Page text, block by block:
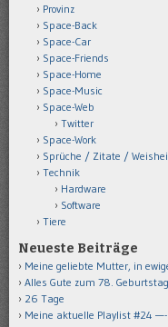
Provinz
Space-Back
Space-Car
Space-Friends
Space-Home
Space-Music
Space-Web
Twitter
Space-Work
Sprüche / Zitate /
Technik
Hardware
Software
Tiere
Neueste Beiträge
Meine geliebte Mutter, in
Alles Gute zum 78. Geburtstag
26 Tage
Meine aktuelle Playlist #24